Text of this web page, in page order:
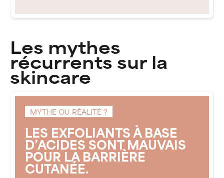
Les mythes
récurrents sur la
skincare
MYTHE OU RÉALITÉ ?
LES EXFOLIANTS À BASE
D’ACIDES SONT MAUVAIS
POUR LA BARRIÈRE
CUTANÉE.